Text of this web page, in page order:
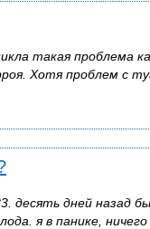
такая проблема
Хотя проблем с
десять дней назад
я в панике, ничего